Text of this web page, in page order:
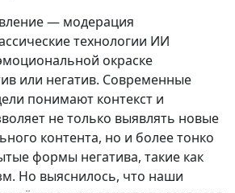
— модерация
технологии ИИ
окраске
или негатив. Современные
понимают контекст и
не только выявлять новые
контента, но и более тонко
формы негатива, такие как
Но выяснилось, что наши